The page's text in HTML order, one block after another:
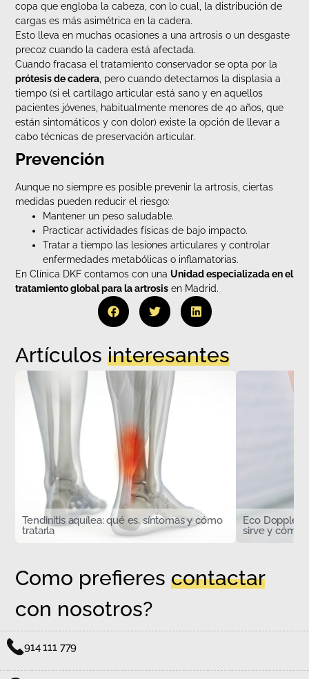
copa que engloba la cabeza, con lo cual, la distribución de
cargas es más asimétrica en la cadera.
Esto lleva en muchas ocasiones a una artrosis o un desgaste
precoz cuando la cadera está afectada.
Cuando fracasa el tratamiento conservador se opta por la
prótesis de cadera , pero cuando detectamos la displasia a
tiempo (si el cartílago articular está sano y en aquellos
pacientes jóvenes, habitualmente menores de 40 años, que
están sintomáticos y con dolor) existe la opción de llevar a
cabo técnicas de preservación articular.
Prevención
Aunque no siempre es posible prevenir la artrosis, ciertas
medidas pueden reducir el riesgo:
Mantener un peso saludable.
Practicar actividades físicas de bajo impacto.
Tratar a tiempo las lesiones articulares y controlar
enfermedades metabólicas o inflamatorias.
En Clínica DKF contamos con una Unidad especializada en el
tratamiento global para la artrosis en Madrid.
Artículosinteresantes
Tendinitis aquílea: qué es, síntomas y cómo
tratarla
Eco Doppler
sirve y cómo
Como prefierescontactar
con nosotros?
914 111 779